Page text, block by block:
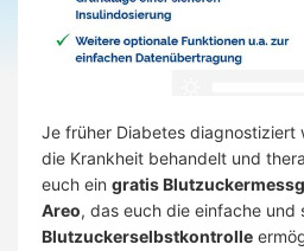
Je früher Diabetes diagnostiziert
die Krankheit behandelt und
euch ein gratis
Areo, das euch die einfache und
Blutzuckerselbstkontrolle